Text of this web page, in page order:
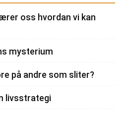
oss hvordan vi kan
mysterium
på andre som sliter?
livsstrategi